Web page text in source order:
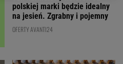
polskiej marki będzie idealny
na jesień. Zgrabny i pojemny
OFERTY AVANTI24